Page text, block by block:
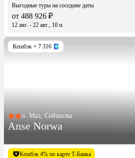
Выгодные туры на соседние даты
от 488 926 ₽
12 авг. - 22 авг., 10 н.
Кешбэк + 7 316
о. Маэ, Сейшелы
Anse Norwa
Кешбэк 4% по карте Т-Банка